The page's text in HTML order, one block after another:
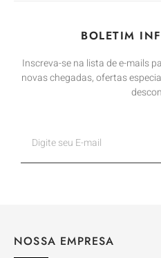
BOLETIM
Inscreva-se na lista de e-mails
novas chegadas, ofertas
NOSSA EMPRESA